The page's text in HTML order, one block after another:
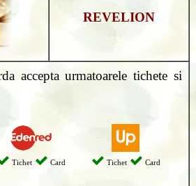
REVELION
accepta urmatoarele tichete si
Tichet Card Tichet Card